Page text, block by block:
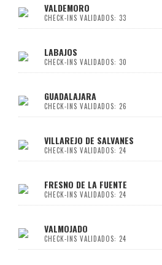
VALDEMORO
CHECK-INS VALIDADOS: 33
LABAJOS
CHECK-INS VALIDADOS: 30
GUADALAJARA
CHECK-INS VALIDADOS: 26
VILLAREJO DE SALVANES
CHECK-INS VALIDADOS: 24
FRESNO DE LA FUENTE
CHECK-INS VALIDADOS: 24
VALMOJADO
CHECK-INS VALIDADOS: 24